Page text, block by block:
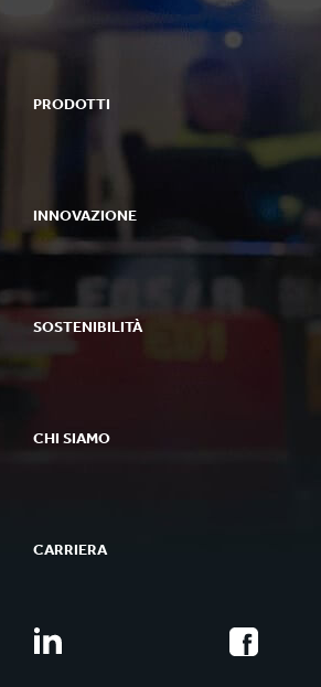
PRODOTTI
INNOVAZIONE
SOSTENIBILITÀ
CHI SIAMO
CARRIERA